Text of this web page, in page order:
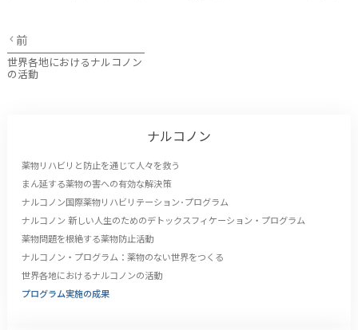
前
世界各地におけるナルコノン
の活動
ナルコノン
薬物リハビリと防止を通じて人々を救う
まん延する薬物の害への有効な解決策
ナルコノン国際薬物リハビリテーション･プログラム
ナルコノン 新しい人生のためのデトックスフィケーション・プログラム
薬物問題を根絶する薬物防止活動
ナルコノン・プログラム：薬物のない世界をつくる
世界各地におけるナルコノンの活動
プログラム実施の成果